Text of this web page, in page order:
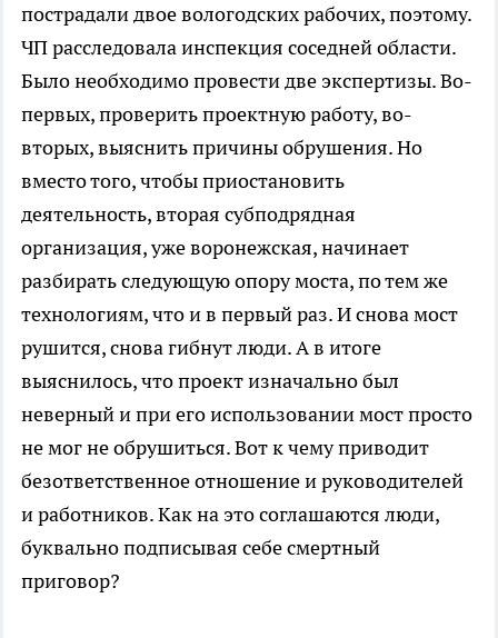
пострадали двое вологодских рабочих, поэтому.
ЧП расследовала инспекция соседней области.
Было необходимо провести две экспертизы. Во-
первых, проверить проектную работу, во-
вторых, выяснить причины обрушения. Но
вместо того, чтобы приостановить
деятельность, вторая субподрядная
организация, уже воронежская, начинает
разбирать следующую опору моста, по тем же
технологиям, что и в первый раз. И снова мост
рушится, снова гибнут люди. А в итоге
выяснилось, что проект изначально был
неверный и при его использовании мост просто
не мог не обрушиться. Вот к чему приводит
безответственное отношение и руководителей
и работников. Как на это соглашаются люди,
буквально подписывая себе смертный
приговор?